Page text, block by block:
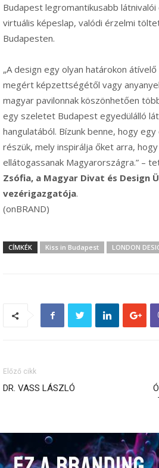
Budapest legromantikusabb
virtuális képeslap, valódi érzelmi
Budapesten.
„A design egy olyan határokon
megért képzettségétől vagy
magyar pavilonnak köszönhetően
egy szeletet Budapest egyedülálló
hangulatából. Bízunk benne, hogy
részük, mely inspirálja őket arra,
ellátogassanak Magyarországra.” –
Zsófia, a Magyar Divat és Design
vezérigazgatója.
(onBRAND)
CÍMKÉK Kiss in Budapest LONDON
Előző cikk
DR. VASS LÁSZLÓ